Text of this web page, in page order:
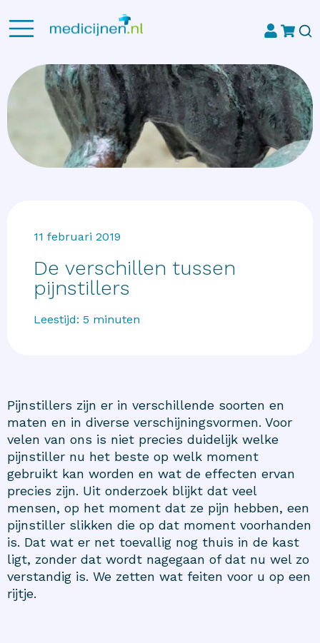
11 februari 2019
De verschillen tussen
pijnstillers
Leestijd: 5 minuten
Pijnstillers zijn er in verschillende soorten en
maten en in diverse verschijningsvormen. Voor
velen van ons is niet precies duidelijk welke
pijnstiller nu het beste op welk moment
gebruikt kan worden en wat de effecten ervan
precies zijn. Uit onderzoek blijkt dat veel
mensen, op het moment dat ze pijn hebben, een
pijnstiller slikken die op dat moment voorhanden
is. Dat wat er net toevallig nog thuis in de kast
ligt, zonder dat wordt nagegaan of dat nu wel zo
verstandig is. We zetten wat feiten voor u op een
rijtje.